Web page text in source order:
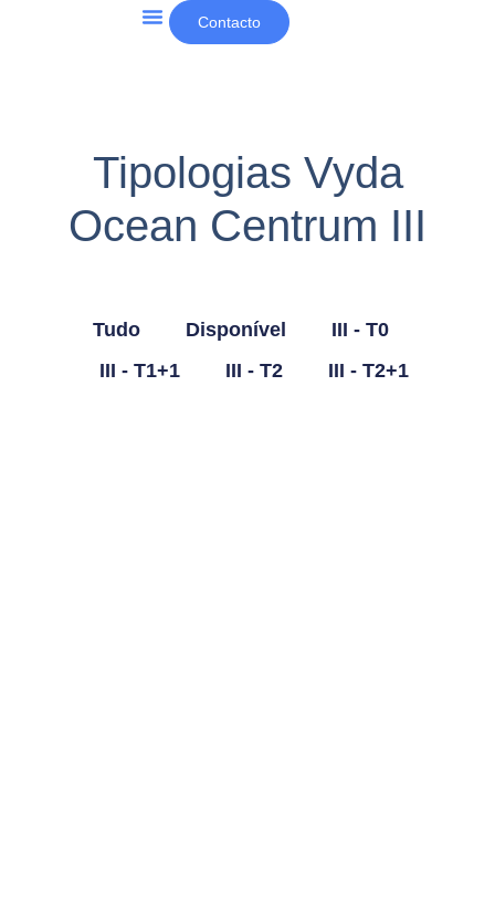
Contacto
Tipologias Vyda
Ocean Centrum III
Tudo Disponível
III - T0
III - T1+1
III - T2 III - T2+1